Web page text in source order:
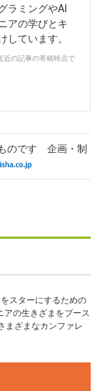
ラミングやAI
アの学びとキ
しています。
近の記事の寄稿時点で
のです 企画・制
スターにするための
の生きざまをブース
まざまなカンファレ